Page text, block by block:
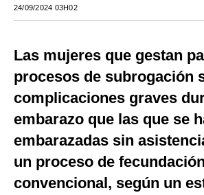
Internacional
Tecnología
Mix
24/09/2024 03H02
Las mujeres que gestan
procesos de subrogación
complicaciones graves
embarazo que las que se
embarazadas sin
un proceso de
convencional, según un